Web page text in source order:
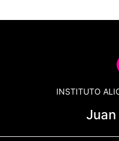
INSTITUTO